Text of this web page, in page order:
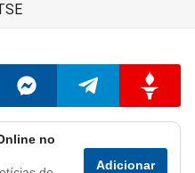
Compartilhar
no
Adicionar